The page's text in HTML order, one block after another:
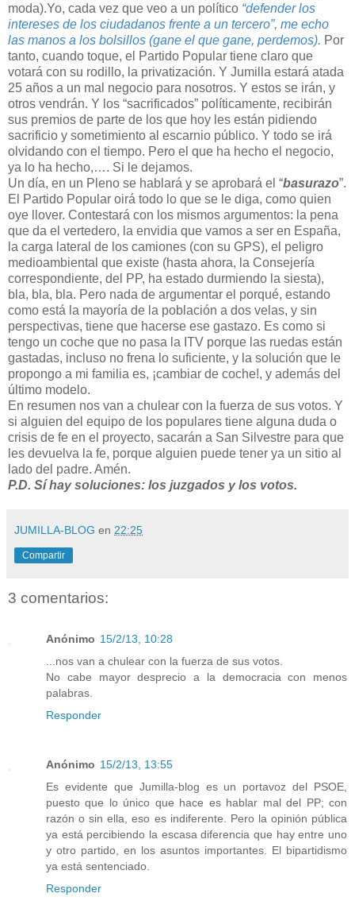
moda).Yo, cada vez que veo a un político “defender los
intereses de los ciudadanos frente a un tercero”, me echo
las manos a los bolsillos (gane el que gane, perdemos). Por
tanto, cuando toque, el Partido Popular tiene claro que
votará con su rodillo, la privatización. Y Jumilla estará atada
25 años a un mal negocio para nosotros. Y estos se irán, y
otros vendrán. Y los “sacrificados” políticamente, recibirán
sus premios de parte de los que hoy les están pidiendo
sacrificio y sometimiento al escarnio público. Y todo se irá
olvidando con el tiempo. Pero el que ha hecho el negocio,
ya lo ha hecho,…. Si le dejamos.
Un día, en un Pleno se hablará y se aprobará el “basurazo”.
El Partido Popular oirá todo lo que se le diga, como quien
oye llover. Contestará con los mismos argumentos: la pena
que da el vertedero, la envidia que vamos a ser en España,
la carga lateral de los camiones (con su GPS), el peligro
medioambiental que existe (hasta ahora, la Consejería
correspondiente, del PP, ha estado durmiendo la siesta),
bla, bla, bla. Pero nada de argumentar el porqué, estando
como está la mayoría de la población a dos velas, y sin
perspectivas, tiene que hacerse ese gastazo. Es como si
tengo un coche que no pasa la ITV porque las ruedas están
gastadas, incluso no frena lo suficiente, y la solución que le
propongo a mi familia es, ¡cambiar de coche!, y además del
último modelo.
En resumen nos van a chulear con la fuerza de sus votos. Y
si alguien del equipo de los populares tiene alguna duda o
crisis de fe en el proyecto, sacarán a San Silvestre para que
les devuelva la fe, porque alguien puede tener ya un sitio al
lado del padre. Amén.
P.D. Sí hay soluciones: los juzgados y los votos.
JUMILLA-BLOG en 22:25
Compartir
3 comentarios:
Anónimo 15/2/13, 10:28
...nos van a chulear con la fuerza de sus votos.
No cabe mayor desprecio a la democracia con menos
palabras.
Responder
Anónimo 15/2/13, 13:55
Es evidente que Jumilla-blog es un portavoz del PSOE,
puesto que lo único que hace es hablar mal del PP; con
razón o sin ella, eso es indiferente. Pero la opinión pública
ya está percibiendo la escasa diferencia que hay entre uno
y otro partido, en los asuntos importantes. El bipartidismo
ya está sentenciado.
Responder